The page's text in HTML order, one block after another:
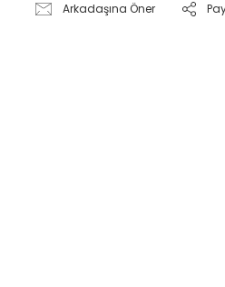
Arkadaşına Öner